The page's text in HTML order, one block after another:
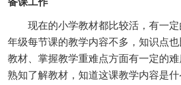
现在的小学教材都比较活，有一定
年级每节课的教学内容不多，知识点
教材、掌握教学重难点方面有一定的
熟知了解教材，知道这课教学内容是